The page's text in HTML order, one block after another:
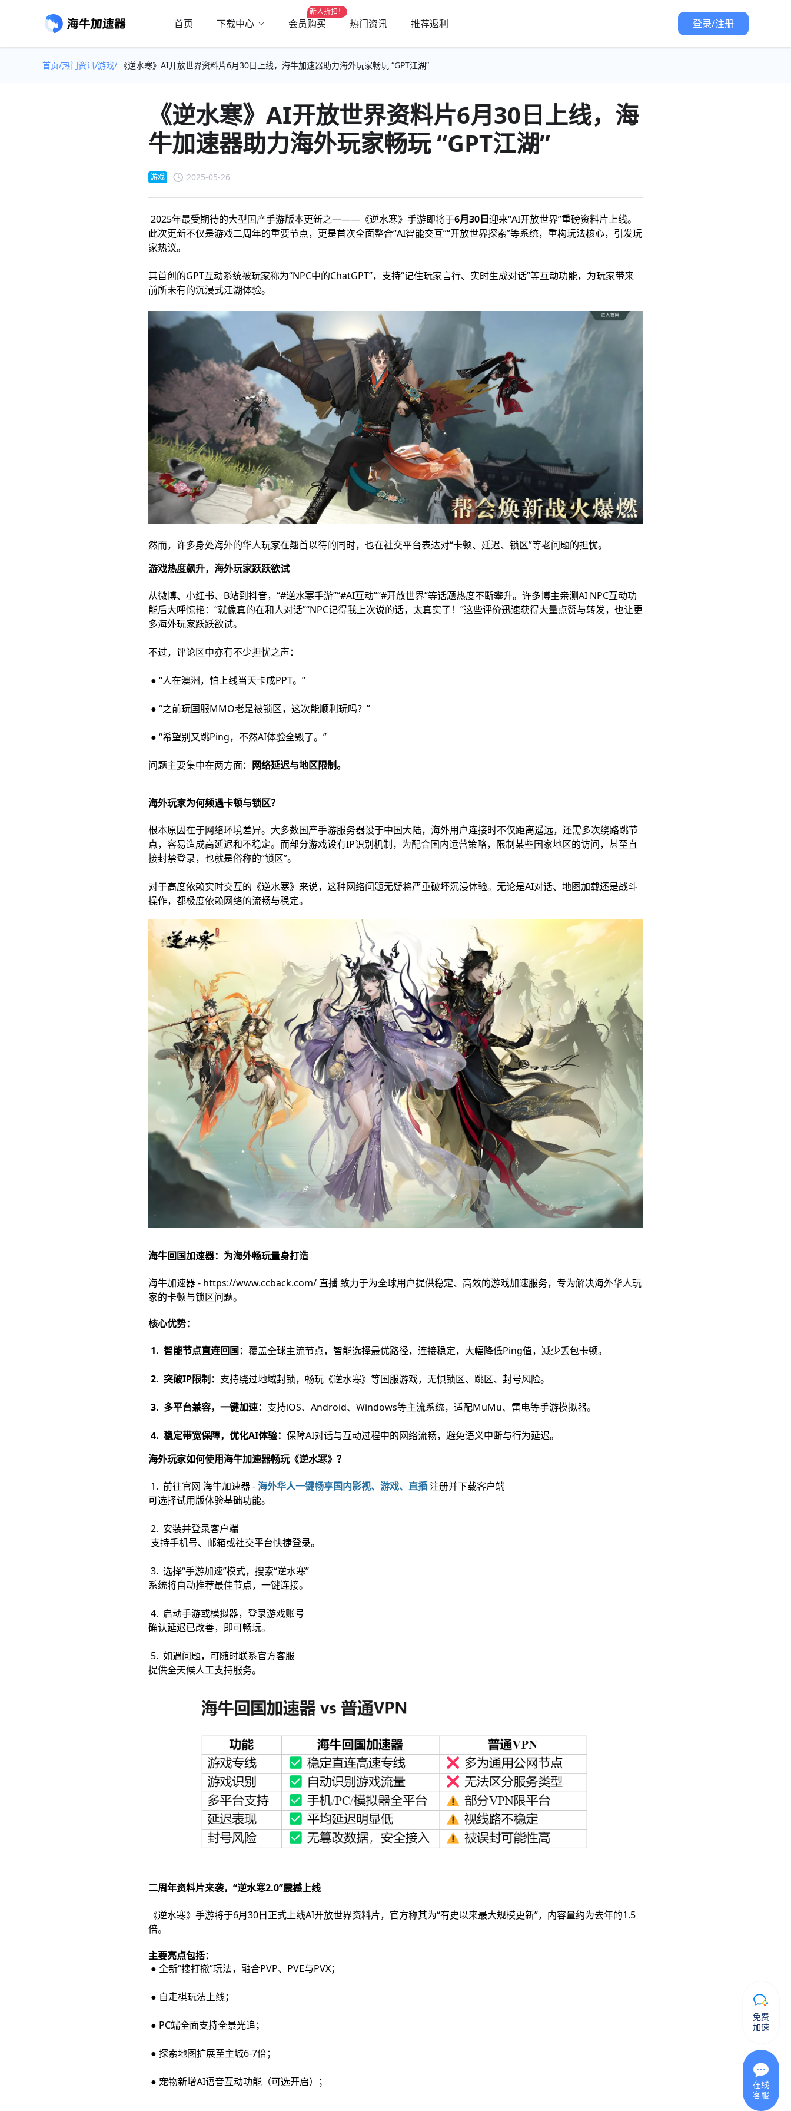
首页 下载中心
新人折扣！
会员购买 热门资讯 推荐返利 登录/注册
首页/热门资讯/游戏/ 《逆水寒》AI开放世界资料片6月30日上线，海牛加速器助力海外玩家畅玩 “GPT江湖”
《逆水寒》AI开放世界资料片6月30日上线，海
牛加速器助力海外玩家畅玩 “GPT江湖”
游戏 2025-05-26
2025年最受期待的大型国产手游版本更新之一——《逆水寒》手游即将于6月30日迎来“AI开放世界”重磅资料片上线。
此次更新不仅是游戏二周年的重要节点，更是首次全面整合“AI智能交互”“开放世界探索”等系统，重构玩法核心，引发玩
家热议。
其首创的GPT互动系统被玩家称为“NPC中的ChatGPT”，支持“记住玩家言行、实时生成对话”等互动功能，为玩家带来
前所未有的沉浸式江湖体验。
然而，许多身处海外的华人玩家在翘首以待的同时，也在社交平台表达对“卡顿、延迟、锁区”等老问题的担忧。
游戏热度飙升，海外玩家跃跃欲试
从微博、小红书、B站到抖音，“#逆水寒手游”“#AI互动”“#开放世界”等话题热度不断攀升。许多博主亲测AI NPC互动功
能后大呼惊艳：“就像真的在和人对话”“NPC记得我上次说的话，太真实了！”这些评价迅速获得大量点赞与转发，也让更
多海外玩家跃跃欲试。
不过，评论区中亦有不少担忧之声：
● “人在澳洲，怕上线当天卡成PPT。”
● “之前玩国服MMO老是被锁区，这次能顺利玩吗？”
● “希望别又跳Ping，不然AI体验全毁了。”
问题主要集中在两方面： 网络延迟与地区限制。
海外玩家为何频遇卡顿与锁区？
根本原因在于网络环境差异。大多数国产手游服务器设于中国大陆，海外用户连接时不仅距离遥远，还需多次绕路跳节
点，容易造成高延迟和不稳定。而部分游戏设有IP识别机制，为配合国内运营策略，限制某些国家地区的访问，甚至直
接封禁登录，也就是俗称的“锁区”。
对于高度依赖实时交互的《逆水寒》来说，这种网络问题无疑将严重破坏沉浸体验。无论是AI对话、地图加载还是战斗
操作，都极度依赖网络的流畅与稳定。
海牛回国加速器：为海外畅玩量身打造
海牛加速器 - https://www.ccback.com/ 直播 致力于为全球用户提供稳定、高效的游戏加速服务，专为解决海外华人玩
家的卡顿与锁区问题。
核心优势：
1. 智能节点直连回国： 覆盖全球主流节点，智能选择最优路径，连接稳定，大幅降低Ping值，减少丢包卡顿。
2. 突破IP限制： 支持绕过地域封锁，畅玩《逆水寒》等国服游戏，无惧锁区、跳区、封号风险。
3. 多平台兼容，一键加速： 支持iOS、Android、Windows等主流系统，适配MuMu、雷电等手游模拟器。
4. 稳定带宽保障，优化AI体验： 保障AI对话与互动过程中的网络流畅，避免语义中断与行为延迟。
海外玩家如何使用海牛加速器畅玩《逆水寒》？
1. 前往官网 海牛加速器 -海外华人一键畅享国内影视、游戏、直播注册并下载客户端
可选择试用版体验基础功能。
2. 安装并登录客户端
支持手机号、邮箱或社交平台快捷登录。
3. 选择“手游加速”模式，搜索“逆水寒”
系统将自动推荐最佳节点，一键连接。
4. 启动手游或模拟器，登录游戏账号
确认延迟已改善，即可畅玩。
5. 如遇问题，可随时联系官方客服
提供全天候人工支持服务。
二周年资料片来袭，“逆水寒2.0”震撼上线
《逆水寒》手游将于6月30日正式上线AI开放世界资料片，官方称其为“有史以来最大规模更新”，内容量约为去年的1.5
倍。
主要亮点包括：
● 全新“搜打撤”玩法，融合PVP、PVE与PVX；
● 自走棋玩法上线；
● PC端全面支持全景光追；
● 探索地图扩展至主城6-7倍；
● 宠物新增AI语音互动功能（可选开启）；
免费
加速
在线
客服